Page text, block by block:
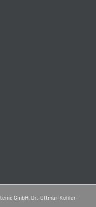
GmbH, Dr.-Ottmar-Kohler-